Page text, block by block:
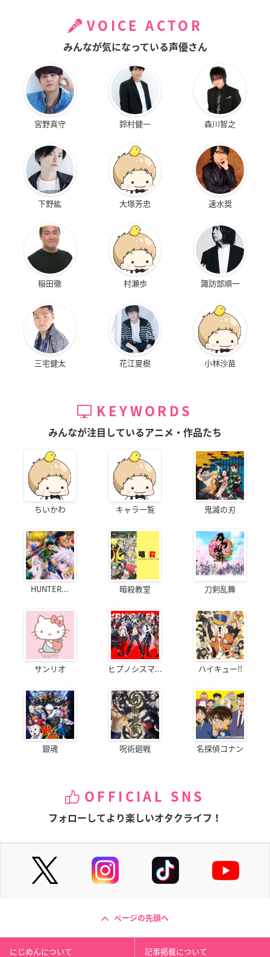
VOICE ACTOR
みんなが気になっている声優さん
宮野真守 鈴村健一 森川智之
下野紘 大塚芳忠 速水奨
稲田徹 村瀬歩 諏訪部順一
三宅健太 花江夏樹 小林沙苗
KEYWORDS
みんなが注目しているアニメ・作品たち
ちいかわ キャラ一覧 鬼滅の刃
HUNTER... 暗殺教室 刀剣乱舞
サンリオ ヒプノシスマ... ハイキュー!!
銀魂 呪術廻戦 名探偵コナン
OFFICIAL SNS
フォローしてより楽しいオタクライフ！
ページの先頭へ
にじめんについて 記事掲載について